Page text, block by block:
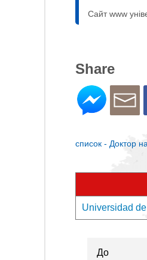
Сайт www
Share
список - Доктор
Universidad de
До